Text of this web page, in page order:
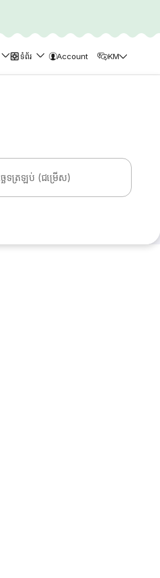
ទំព័រ Account KM
េទត្រឡប់ (ជម្រើស)